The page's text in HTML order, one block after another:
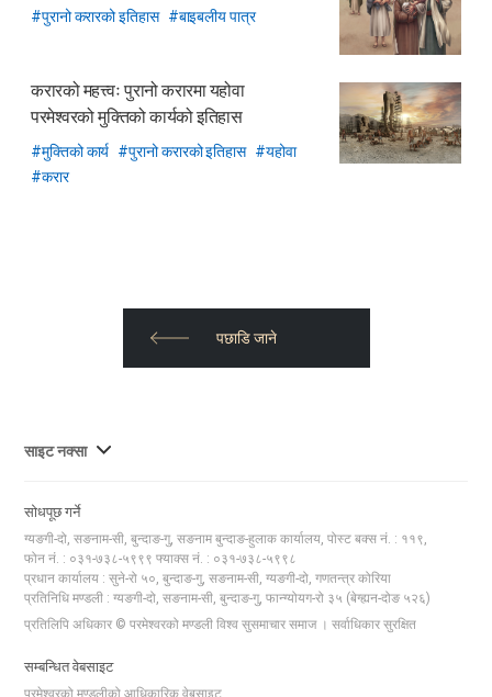
पुरानो करारको इतिहास बाइबलीय पात्र
करारको महत्त्वः पुरानो करारमा यहोवा
परमेश्वरको मुक्तिको कार्यको इतिहास
मुक्तिको कार्य पुरानो करारको इतिहास
यहोवा
करार
पछाडि जाने
साइट नक्सा 사
전
체
보
기
सोधपूछ गर्ने
ग्यङगी-दो, सङनाम-सी, बुन्दाङ-गु, सङनाम बुन्दाङ-हुलाक कार्यालय, पोस्ट बक्स नं. : ११९,
फोन नं. : ०३१-७३८-५९९९ फ्याक्स नं. : ०३१-७३८-५९९८
प्रधान कार्यालय : सुने-रो ५०, बुन्दाङ-गु, सङनाम-सी, ग्यङगी-दो, गणतन्त्र कोरिया
प्रतिनिधि मण्डली : ग्यङगी-दो, सङनाम-सी, बुन्दाङ-गु, फान्ग्योयग-रो ३५ (बेग्ह्यन-दोङ ५२६)
प्रतिलिपि अधिकार © परमेश्वरको मण्डली विश्व सुसमाचार समाज । सर्वाधिकार सुरक्षित
सम्बन्धित वेबसाइट
परमेश्वरको मण्डलीको आधिकारिक वेबसाइट